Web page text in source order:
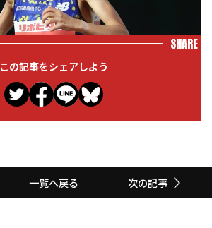
SHARE
この記事をシェアしよう
一覧へ戻る 次の記事